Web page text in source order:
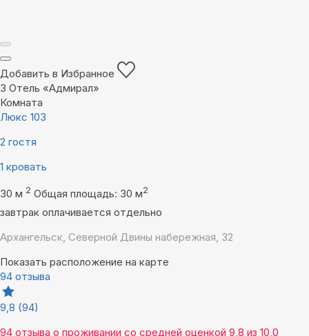
Добавить в Избранное
3 Отель «Адмирал»
Комната
Люкс 103
2 гостя
1 кровать
30 м 2 Общая площадь: 30 м2
завтрак оплачивается отдельно
Архангельск, Северной Двины набережная, 32
Показать расположение на карте
94 отзыва
9,8 (94)
94 отзыва о проживании со средней оценкой 9,8 из 10,0